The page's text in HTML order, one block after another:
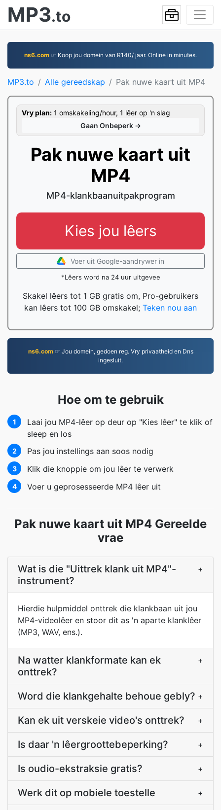
MP3.to
ns6.com ☞ Koop jou domein van R140/ jaar. Online in minutes.
MP3.to Alle gereedskap Pak nuwe kaart uit MP4
Vry plan: 1 omskakeling/hour, 1 lêer op 'n slag
Gaan Onbeperk →
Pak nuwe kaart uit
MP4
MP4-klankbaanuitpakprogram
Kies jou lêers
Voer uit Google-aandrywer in
*Lêers word na 24 uur uitgevee
Skakel lêers tot 1 GB gratis om, Pro-gebruikers
kan lêers tot 100 GB omskakel; Teken nou aan
ns6.com☞ Jou domein, gedoen reg. Vry privaatheid en Dns
ingesluit.
Hoe om te gebruik
1
Laai jou MP4-lêer op deur op "Kies lêer" te klik of
sleep en los
2 Pas jou instellings aan soos nodig
3 Klik die knoppie om jou lêer te verwerk
4 Voer u geprosesseerde MP4 lêer uit
Pak nuwe kaart uit MP4 Gereelde
vrae
Wat is die "Uittrek klank uit MP4"-
instrument?
+
Hierdie hulpmiddel onttrek die klankbaan uit jou
MP4-videolêer en stoor dit as 'n aparte klanklêer
(MP3, WAV, ens.).
Na watter klankformate kan ek
onttrek?
+
Word die klankgehalte behoue gebly? +
Kan ek uit verskeie video's onttrek? +
Is daar 'n lêergroottebeperking? +
Is oudio-ekstraksie gratis? +
Werk dit op mobiele toestelle +